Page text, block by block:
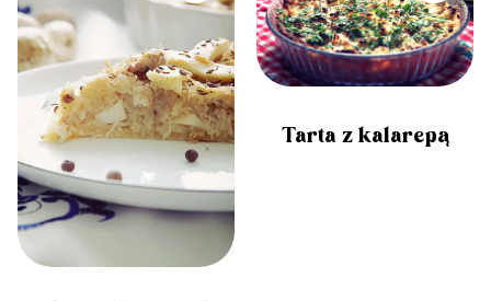
Tarta z kalarepą